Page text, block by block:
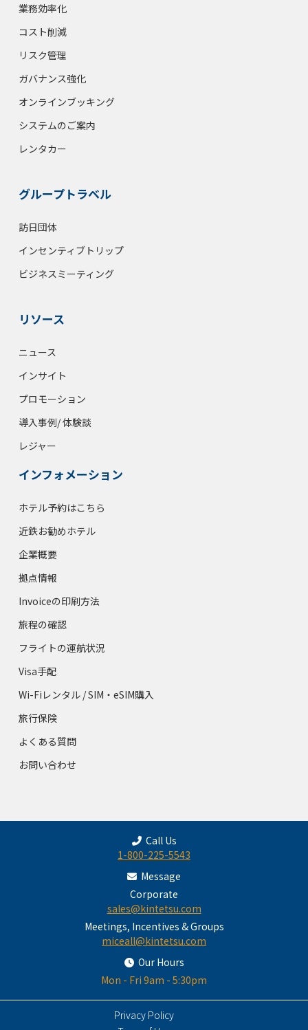
業務効率化
コスト削減
リスク管理
ガバナンス強化
オンラインブッキング
システムのご案内
レンタカー
グループトラベル
訪日団体
インセンティブトリップ
ビジネスミーティング
リソース
ニュース
インサイト
プロモーション
導入事例/ 体験談
レジャー
インフォメーション
ホテル予約はこちら
近鉄お勧めホテル
企業概要
拠点情報
Invoiceの印刷方法
旅程の確認
フライトの運航状況
Visa手配
Wi-Fiレンタル / SIM・eSIM購入
旅行保険
よくある質問
お問い合わせ
Call Us
1-800-225-5543
Message
Corporate
sales@kintetsu.com
Meetings, Incentives & Groups
miceall@kintetsu.com
Our Hours
Mon - Fri 9am - 5:30pm
Privacy Policy